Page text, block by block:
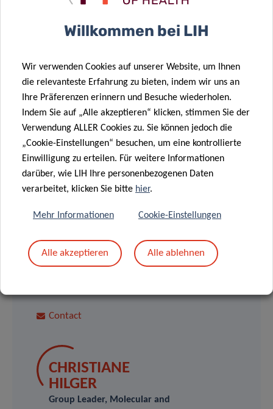
voranzutreiben, zeigt sich in den bemerkenswerten
Beiträgen, die das Institut im Jahr 2023 an die Spitze der
SCIENTIFIC CONTACT
ANNETTE
KUEHN
Contact
CHRISTIANE
HILGER
Group Leader, Molecular and
Willkommen bei LIH
Wir verwenden Cookies auf unserer Website, um Ihnen
die relevanteste Erfahrung zu bieten, indem wir uns an
Ihre Präferenzen erinnern und Besuche wiederholen.
Indem Sie auf „Alle akzeptieren“ klicken, stimmen Sie der
Verwendung ALLER Cookies zu. Sie können jedoch die
„Cookie-Einstellungen“ besuchen, um eine kontrollierte
Einwilligung zu erteilen. Für weitere Informationen
darüber, wie LIH Ihre personenbezogenen Daten
verarbeitet, klicken Sie bitte hier.
Mehr Informationen Cookie-Einstellungen
Alle akzeptieren Alle ablehnen